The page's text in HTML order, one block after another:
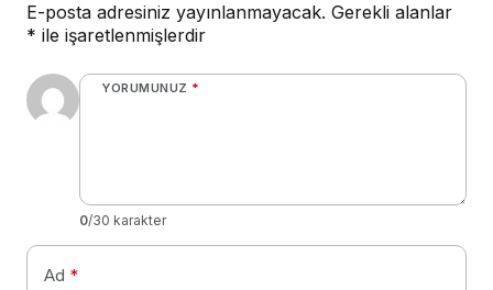
E-posta adresiniz yayınlanmayacak. Gerekli alanlar
* ile işaretlenmişlerdir
YORUMUNUZ *
0/30 karakter
Ad *